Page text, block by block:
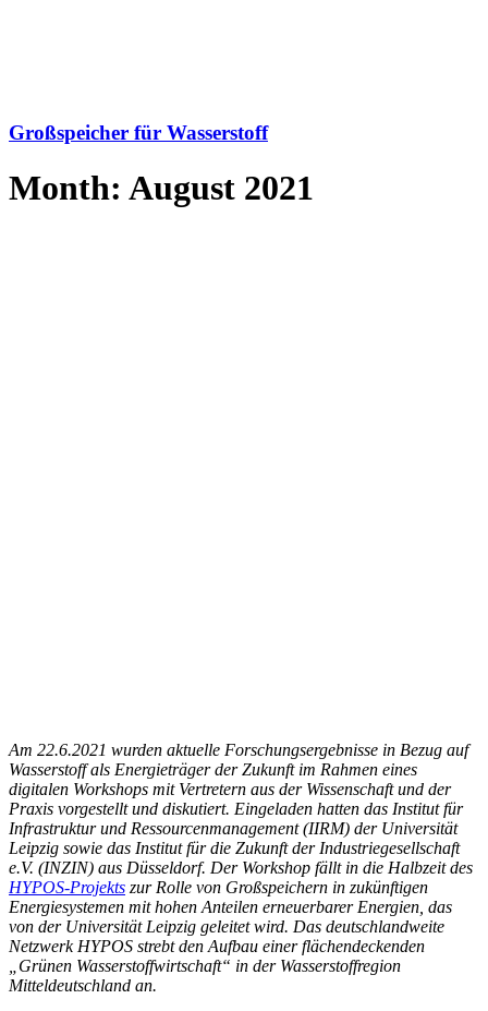
Großspeicher für Wasserstoff
Month: August 2021
Am 22.6.2021 wurden aktuelle Forschungsergebnisse in Bezug auf
Wasserstoff als Energieträger der Zukunft im Rahmen eines
digitalen Workshops mit Vertretern aus der Wissenschaft und der
Praxis vorgestellt und diskutiert. Eingeladen hatten das Institut für
Infrastruktur und Ressourcenmanagement (IIRM) der Universität
Leipzig sowie das Institut für die Zukunft der Industriegesellschaft
e.V. (INZIN) aus Düsseldorf. Der Workshop fällt in die Halbzeit des
HYPOS-Projekts zur Rolle von Großspeichern in zukünftigen
Energiesystemen mit hohen Anteilen erneuerbarer Energien, das
von der Universität Leipzig geleitet wird. Das deutschlandweite
Netzwerk HYPOS strebt den Aufbau einer flächendeckenden
„Grünen Wasserstoffwirtschaft“ in der Wasserstoffregion
Mitteldeutschland an.